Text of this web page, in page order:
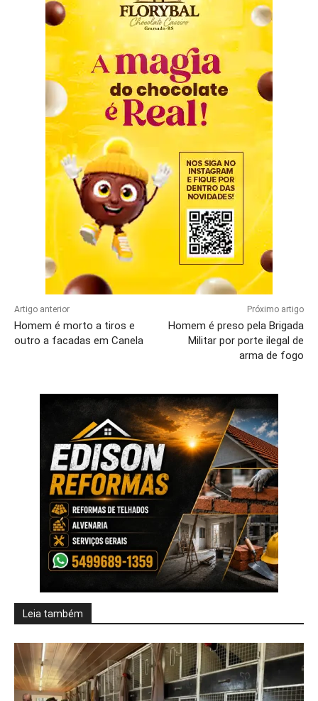
Artigo anterior
Homem é morto a tiros e
outro a facadas em Canela
Próximo artigo
Homem é preso pela Brigada
Militar por porte ilegal de
arma de fogo
Leia também